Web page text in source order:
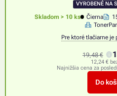
VYROBENÉ NA
Skladom > 10 ks Čierna
Pre ktoré tlačiarne
19,48 €
12,24 €
Najnižšia cena za
Do